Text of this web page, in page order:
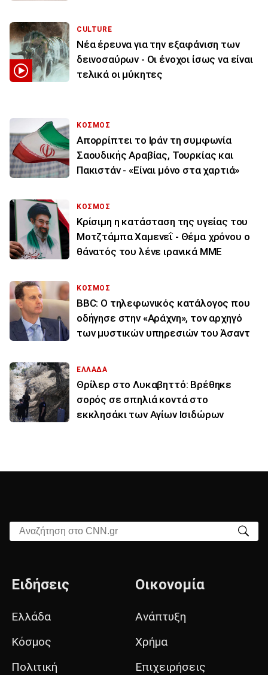
CULTURE
Νέα έρευνα για την εξαφάνιση των
δεινοσαύρων - Οι ένοχοι ίσως να είναι
τελικά οι μύκητες
ΚΟΣΜΟΣ
Απορρίπτει το Ιράν τη συμφωνία
Σαουδικής Αραβίας, Τουρκίας και
Πακιστάν - «Είναι μόνο στα χαρτιά»
ΚΟΣΜΟΣ
Κρίσιμη η κατάσταση της υγείας του
Μοτζτάμπα Χαμενεΐ - Θέμα χρόνου ο
θάνατός του λένε ιρανικά ΜΜΕ
ΚΟΣΜΟΣ
BBC: Ο τηλεφωνικός κατάλογος που
οδήγησε στην «Αράχνη», τον αρχηγό
των μυστικών υπηρεσιών του Άσαντ
ΕΛΛΑΔΑ
Θρίλερ στο Λυκαβηττό: Βρέθηκε
σορός σε σπηλιά κοντά στο
εκκλησάκι των Αγίων Ισιδώρων
Αναζήτηση στο CNN.gr
Ειδήσεις
Ελλάδα
Κόσμος
Πολιτική
Οικονομία
Ανάπτυξη
Χρήμα
Επιχειρήσεις